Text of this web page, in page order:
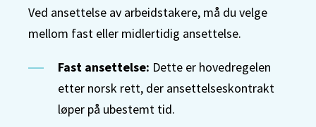
Ved ansettelse av arbeidstakere, må du velge
mellom fast eller midlertidig ansettelse.
Fast ansettelse: Dette er hovedregelen
etter norsk rett, der ansettelseskontrakt
løper på ubestemt tid.